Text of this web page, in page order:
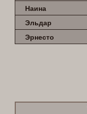
Наина
Эльдар
Эрнесто